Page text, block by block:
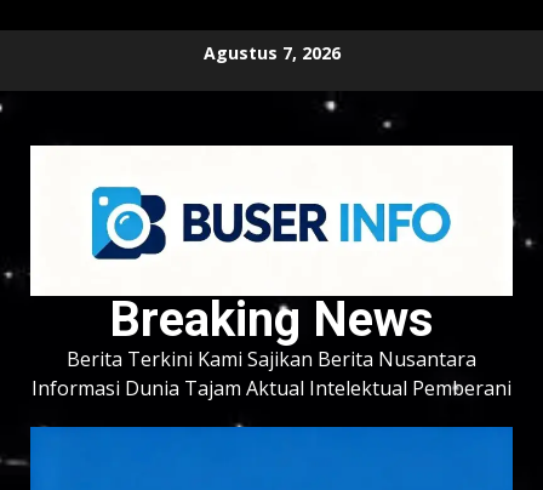
content
Agustus 7, 2026
Breaking News
Berita Terkini Kami Sajikan Berita Nusantara
Informasi Dunia Tajam Aktual Intelektual Pemberani